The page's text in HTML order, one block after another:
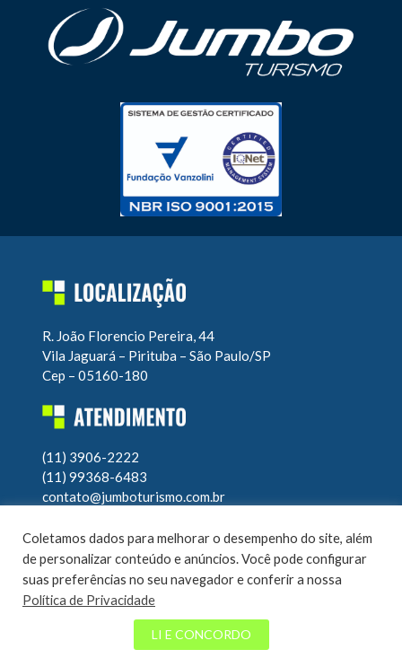
R. João Florencio Pereira, 44
Vila Jaguará – Pirituba – São Paulo/SP
Cep – 05160-180
(11) 3906-2222
(11) 99368-6483
contato@jumboturismo.com.br
Atendimento operacional 24h
7 dias por semana
© Jumbo Turismo 2020 – Todos os direitos reservados |
Desenvolvido porEL Consultoria
Coletamos dados para melhorar o desempenho do site, além
de personalizar conteúdo e anúncios. Você pode configurar
suas preferências no seu navegador e conferir a nossa
Política de Privacidade
LI E CONCORDO